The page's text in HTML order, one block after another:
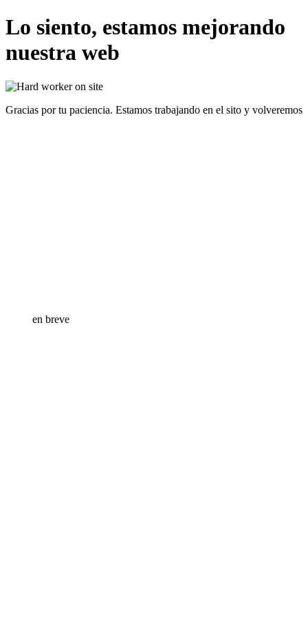
Lo siento, estamos mejorando
nuestra web
Gracias por tu paciencia. Estamos trabajando en el sito y volveremos
en breve